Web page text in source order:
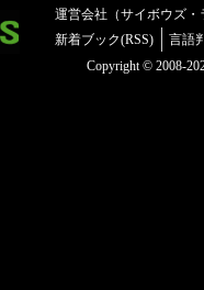
運営会社（サイボウズ・
新着ブック(RSS)
言語
Copyright © 2008-